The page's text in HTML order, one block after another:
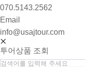
070.5143.2562
Email
info@usajtour.com
투어상품 조회